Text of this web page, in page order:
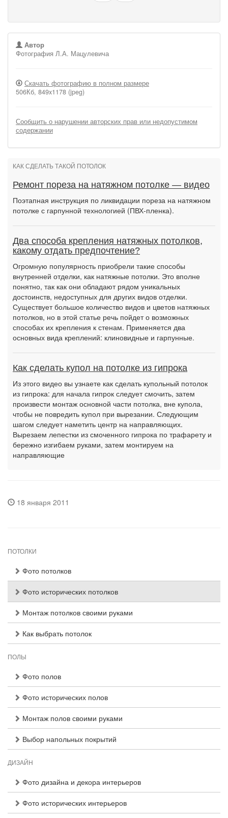
Автор
Фотография Л.А. Мацулевича
Скачать фотографию в полном размере
506Кб, 849x1178 (jpeg)
Сообщить о нарушении авторских прав или недопустимом
содержании
КАК СДЕЛАТЬ ТАКОЙ ПОТОЛОК
Ремонт пореза на натяжном потолке — видео
Поэтапная инструкция по ликвидации пореза на натяжном
потолке с гарпунной технологией (ПВХ-пленка).
Два способа крепления натяжных потолков,
какому отдать предпочтение?
Огромную популярность приобрели такие способы
внутренней отделки, как натяжные потолки. Это вполне
понятно, так как они обладают рядом уникальных
достоинств, недоступных для других видов отделки.
Существует большое количество видов и цветов натяжных
потолков, но в этой статье речь пойдет о возможных
способах их крепления к стенам. Применяется два
основных вида креплений: клиновидные и гарпунные.
Как сделать купол на потолке из гипрока
Из этого видео вы узнаете как сделать купольный потолок
из гипрока: для начала гипрок следует смочить, затем
произвести монтаж основной части потолка, вне купола,
чтобы не повредить купол при вырезании. Следующим
шагом следует наметить центр на направляющих.
Вырезаем лепестки из смоченного гипрока по трафарету и
бережно изгибаем руками, затем монтируем на
направляющие
18 января 2011
ПОТОЛКИ
Фото потолков
Фото исторических потолков
Монтаж потолков своими руками
Как выбрать потолок
ПОЛЫ
Фото полов
Фото исторических полов
Монтаж полов своими руками
Выбор напольных покрытий
ДИЗАЙН
Фото дизайна и декора интерьеров
Фото исторических интерьеров